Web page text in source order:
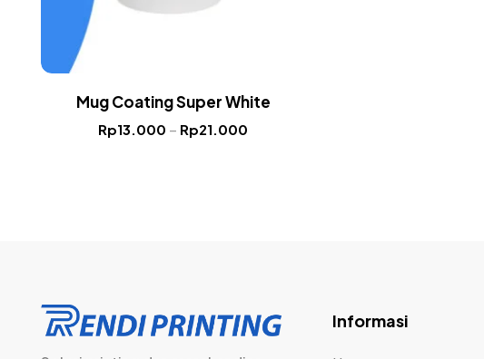
Mug Coating Super White
Rp13.000 – Rp21.000
Informasi